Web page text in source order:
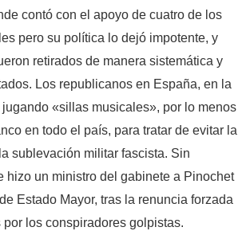
contó con el apoyo de cuatro de los
pero su política lo dejó impotente, y
retirados de manera sistemática y
Los republicanos en España, en la
«sillas musicales», por lo menos
en todo el país, para tratar de evitar la
sublevación militar fascista. Sin
hizo un ministro del gabinete a Pinochet
Estado Mayor, tras la renuncia forzada
los conspiradores golpistas.